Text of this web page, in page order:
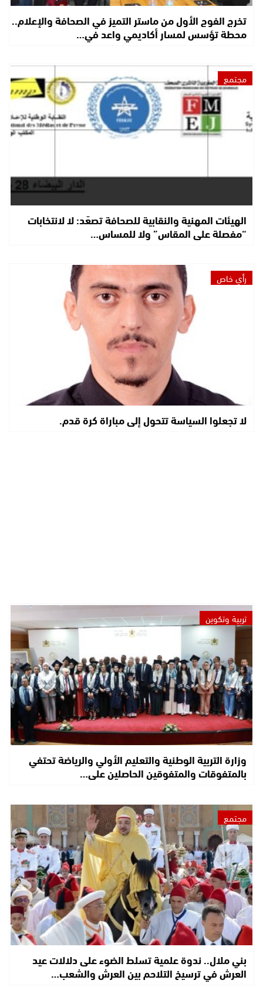
تخرج الفوج الأول من ماستر التميز في الصحافة والإعلام..
محطة تؤسس لمسار أكاديمي واعد في…
مجتمع
الهيئات المهنية والنقابية للصحافة تصعّد: لا لانتخابات
“مفصلة على المقاس” ولا للمساس…
رأي خاص
لا تجعلوا السياسة تتحول إلى مباراة كرة قدم.
تربية وتكوين
وزارة التربية الوطنية والتعليم الأولي والرياضة تحتفي
بالمتفوقات والمتفوقين الحاصلين على…
مجتمع
بني ملال.. ندوة علمية تسلط الضوء على دلالات عيد
العرش في ترسيخ التلاحم بين العرش والشعب…